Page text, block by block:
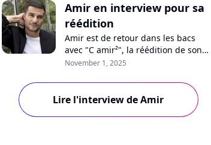
Amir en interview pour sa
réédition
Amir est de retour dans les bacs
avec "C amir²", la réédition de son
dernier album. Ayant retrouvé la
compliquée, le chanteur se confie
sur ses nouvelles chansons
optimistes et sa tournée en cours.
November 1, 2025
Lire l'interview de Amir